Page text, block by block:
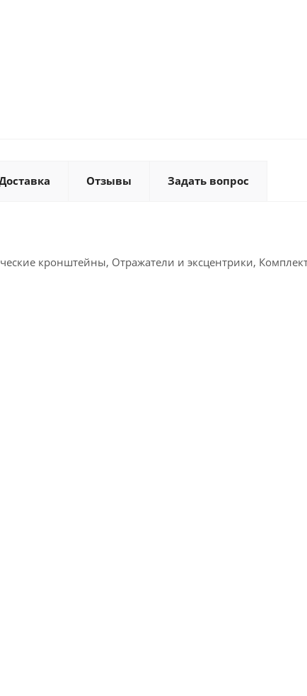
Отзывы Задать вопрос
кронштейны, Отражатели и эксцентрики,